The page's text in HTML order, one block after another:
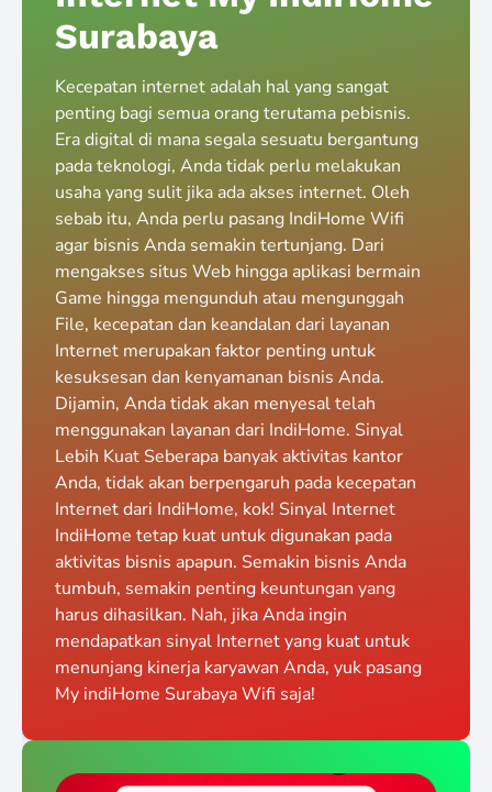
Surabaya
Kecepatan internet adalah hal yang sangat
penting bagi semua orang terutama pebisnis.
Era digital di mana segala sesuatu bergantung
pada teknologi, Anda tidak perlu melakukan
usaha yang sulit jika ada akses internet. Oleh
sebab itu, Anda perlu pasang IndiHome Wifi
agar bisnis Anda semakin tertunjang. Dari
mengakses situs Web hingga aplikasi bermain
Game hingga mengunduh atau mengunggah
File, kecepatan dan keandalan dari layanan
Internet merupakan faktor penting untuk
kesuksesan dan kenyamanan bisnis Anda.
Dijamin, Anda tidak akan menyesal telah
menggunakan layanan dari IndiHome. Sinyal
Lebih Kuat Seberapa banyak aktivitas kantor
Anda, tidak akan berpengaruh pada kecepatan
Internet dari IndiHome, kok! Sinyal Internet
IndiHome tetap kuat untuk digunakan pada
aktivitas bisnis apapun. Semakin bisnis Anda
tumbuh, semakin penting keuntungan yang
harus dihasilkan. Nah, jika Anda ingin
mendapatkan sinyal Internet yang kuat untuk
menunjang kinerja karyawan Anda, yuk pasang
My indiHome Surabaya Wifi saja!